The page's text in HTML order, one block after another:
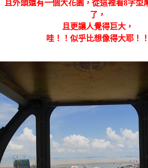
且外頭還有一個大花園，從這裡看8字型
了，
且更讓人覺得巨大，
哇！！似乎比想像得大耶！！